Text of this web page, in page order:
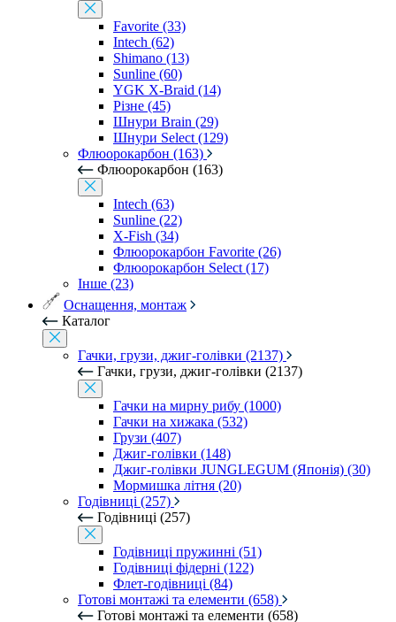
Favorite (33)
Intech (62)
Shimano (13)
Sunline (60)
YGK X-Braid (14)
Різне (45)
Шнури Brain (29)
Шнури Select (129)
Флюорокарбон (163)
Флюорокарбон (163)
Intech (63)
Sunline (22)
X-Fish (34)
Флюорокарбон Favorite (26)
Флюорокарбон Select (17)
Інше (23)
Оснащення, монтаж
Каталог
Гачки, грузи, джиг-голівки (2137)
Гачки, грузи, джиг-голівки (2137)
Гачки на мирну рибу (1000)
Гачки на хижака (532)
Грузи (407)
Джиг-голівки (148)
Джиг-голівки JUNGLEGUM (Японія) (30)
Мормишка літня (20)
Годівниці (257)
Годівниці (257)
Годівниці пружинні (51)
Годівниці фідерні (122)
Флет-годівниці (84)
Готові монтажі та елементи (658)
Готові монтажі та елементи (658)